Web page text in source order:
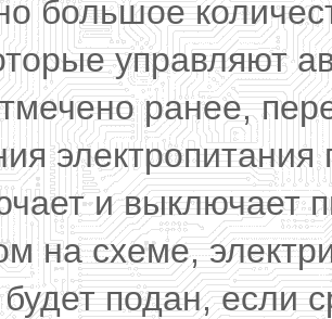
большое
управляют
ранее,
и выключает
на схеме,
подан, если